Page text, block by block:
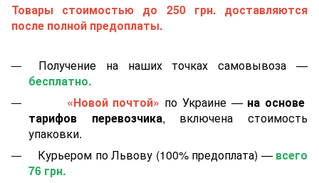
Товары стоимостью до 250 грн. доставляются
после полной предоплаты.
Получение на наших точках самовывоза —
бесплатно.
«Новой почтой» по Украине — на основе
тарифов перевозчика, включена стоимость
упаковки.
Курьером по Львову (100% предоплата) — всего
76 грн.